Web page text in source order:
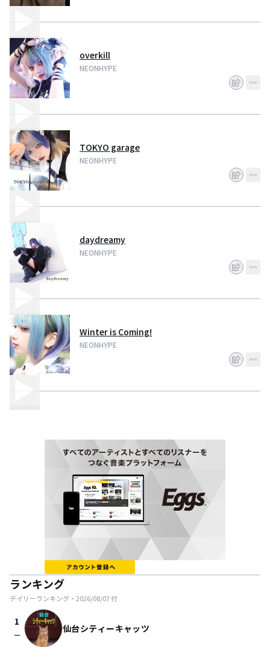
overkill
NEONHYPE
TOKYO garage
NEONHYPE
daydreamy
NEONHYPE
Winter is Coming!
NEONHYPE
ランキング
デイリーランキング・ 2026/08/07付
1
check_indeterminate_small 仙台シティーキャッツ